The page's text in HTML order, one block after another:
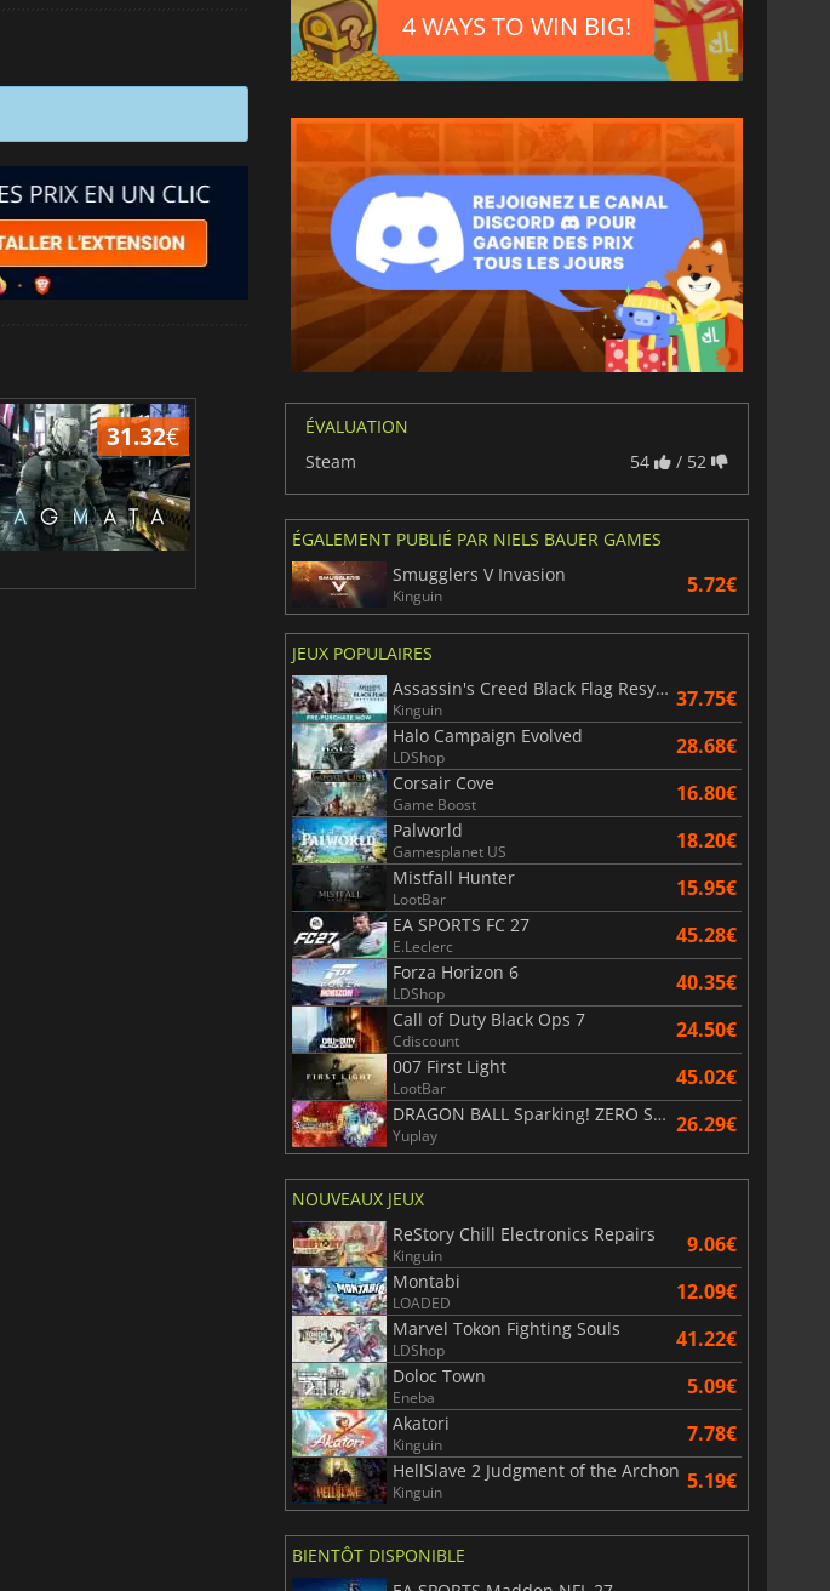
31.32€
Total War WARHAMMER 3 Lies Of P
4 WAYS TO WIN BIG!
ÉVALUATION
Steam
54 / 52
ÉGALEMENT PUBLIÉ PAR NIELS BAUER GAMES
Smugglers V Invasion
Kinguin 5.72€
JEUX POPULAIRES
Assassin's Creed Black Flag Resynced
Kinguin 37.75€
Halo Campaign Evolved
LDShop 28.68€
Corsair Cove
Game Boost 16.80€
Palworld
Gamesplanet US 18.20€
Mistfall Hunter
LootBar 15.95€
EA SPORTS FC 27
E.Leclerc 45.28€
Forza Horizon 6
LDShop 40.35€
Call of Duty Black Ops 7
Cdiscount 24.50€
007 First Light
LootBar 45.02€
DRAGON BALL Sparking! ZERO Super Limit Breaking NEO
Yuplay 26.29€
NOUVEAUX JEUX
ReStory Chill Electronics Repairs
Kinguin 9.06€
Montabi
LOADED 12.09€
Marvel Tokon Fighting Souls
LDShop 41.22€
Doloc Town
Eneba 5.09€
Akatori
Kinguin 7.78€
HellSlave 2 Judgment of the Archon
Kinguin 5.19€
BIENTÔT DISPONIBLE